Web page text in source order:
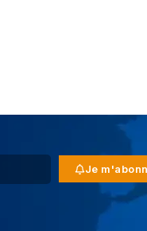
Je